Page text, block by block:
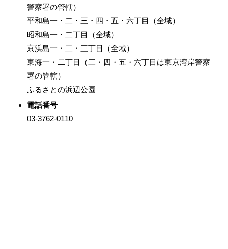
警察署の管轄）
平和島一・二・三・四・五・六丁目（全域）
昭和島一・二丁目（全域）
京浜島一・二・三丁目（全域）
東海一・二丁目（三・四・五・六丁目は東京湾岸警察
署の管轄）
ふるさとの浜辺公園
電話番号
03-3762-0110